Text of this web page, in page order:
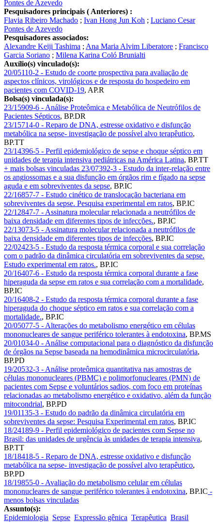
Pontes de Azevedo
Pesquisadores principais ( Anteriores) :
Flavia Ribeiro Machado ; Ivan Hong Jun Koh ; Luciano Cesar
Pontes de Azevedo
Pesquisadores associados:
Alexandre Keiji Tashima ; Ana Maria Alvim Liberatore ; Francisco
Garcia Soriano ; Milena Karina Coló Brunialti
Auxílio(s) vinculado(s):
20/05110-2 - Estudo de coorte prospectiva para avaliação de
aspectos clínicos, virológicos e de resposta do hospedeiro em
pacientes com COVID-19, AP.R
Bolsa(s) vinculada(s):
23/15909-6 - Análise Proteômica e Metabólica de Neutrófilos de
Pacientes Sépticos, BP.DR
23/15714-0 - Reparo de DNA, estresse oxidativo e disfunção
metabólica na sepse- investigação de possível alvo terapêutico,
BP.TT
23/14396-5 - Perfil epidemiológico de sepse e choque séptico em
unidades de terapia intensiva pediátricas na América Latina, BP.TT
+ mais bolsas vinculadas 23/07392-3 - Estudo da inter-relação entre
os angiossomas e a sua disfunção em órgãos rim e fígado na sepse
aguda e em sobreviventes da sepse, BP.IC
22/16857-7 - Estudo cinético de translocação bacteriana em
sobreviventes da sepse. Pesquisa experimental em ratos, BP.IC
22/12847-7 - Assinatura molecular relacionada a neutrófilos de
baixa densidade em diferentes tipos de infecções., BP.IC
22/13073-5 - Assinatura molecular relacionada a neutrófilos de
baixa densidade em diferentes tipos de infecções, BP.IC
22/02423-5 - Estudo da resposta térmica corporal e sua correlação
com o padrão da dinâmica circulatória em sobreviventes da sepse.
Estudo experimental em ratos., BP.IC
20/16407-6 - Estudo da resposta térmica corporal durante a fase
hiperaguda da sepse em ratos e sua correlação com a mortalidade,
BP.IC
20/16408-2 - Estudo da resposta térmica corporal durante a fase
hiperaguda do choque séptico em ratos e sua correlação com a
mortalidade., BP.IC
20/05077-5 - Alterações do metabolismo energético em células
mononucleares de sangue periférico tolerantes à endotoxina, BP.MS
20/01034-0 - Análise computacional para o diagnóstico da disfunção
de órgãos na Sepse baseada na hemodinâmica microcirculatória,
BP.PD
19/20532-3 - Análise proteômica quantitativa nas amostras de
células mononucleares (PBMC) e polimorfonucleares (PMN) de
pacientes com Sepse e voluntários sadios, com foco em proteínas
relacionadas ao metabolismo energético e oxidativo, além da função
mitocondrial, BP.PD
19/01135-3 - Estudo do padrão da dinâmica circulatória em
sobreviventes da sepse: Pesquisa Experimental em ratos, BP.IC
18/24189-9 - Perfil epidemiológico de pacientes com Sepse no
Brasil: das unidades de urgência às unidades de terapia intensiva,
BP.TT
18/18418-5 - Reparo de DNA, estresse oxidativo e disfunção
metabólica na sepse- investigação de possível alvo terapêutico,
BP.PD
18/19855-0 - Avaliação do metabolismo celular em células
mononucleares de sangue periférico tolerantes à endotoxina, BP.IC -
menos bolsas vinculadas
Assunto(s):
Epidemiologia Sepse Expressão gênica Terapêutica Brasil